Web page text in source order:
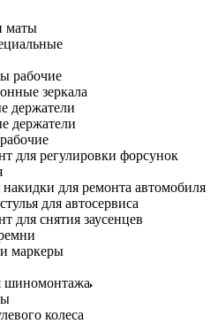
маты
рабочие
зеркала
держатели
держатели
для регулировки форсунок
для ремонта автомобиля
для автосервиса
для снятия заусенцев
маркеры
шиномонтажа
колеса